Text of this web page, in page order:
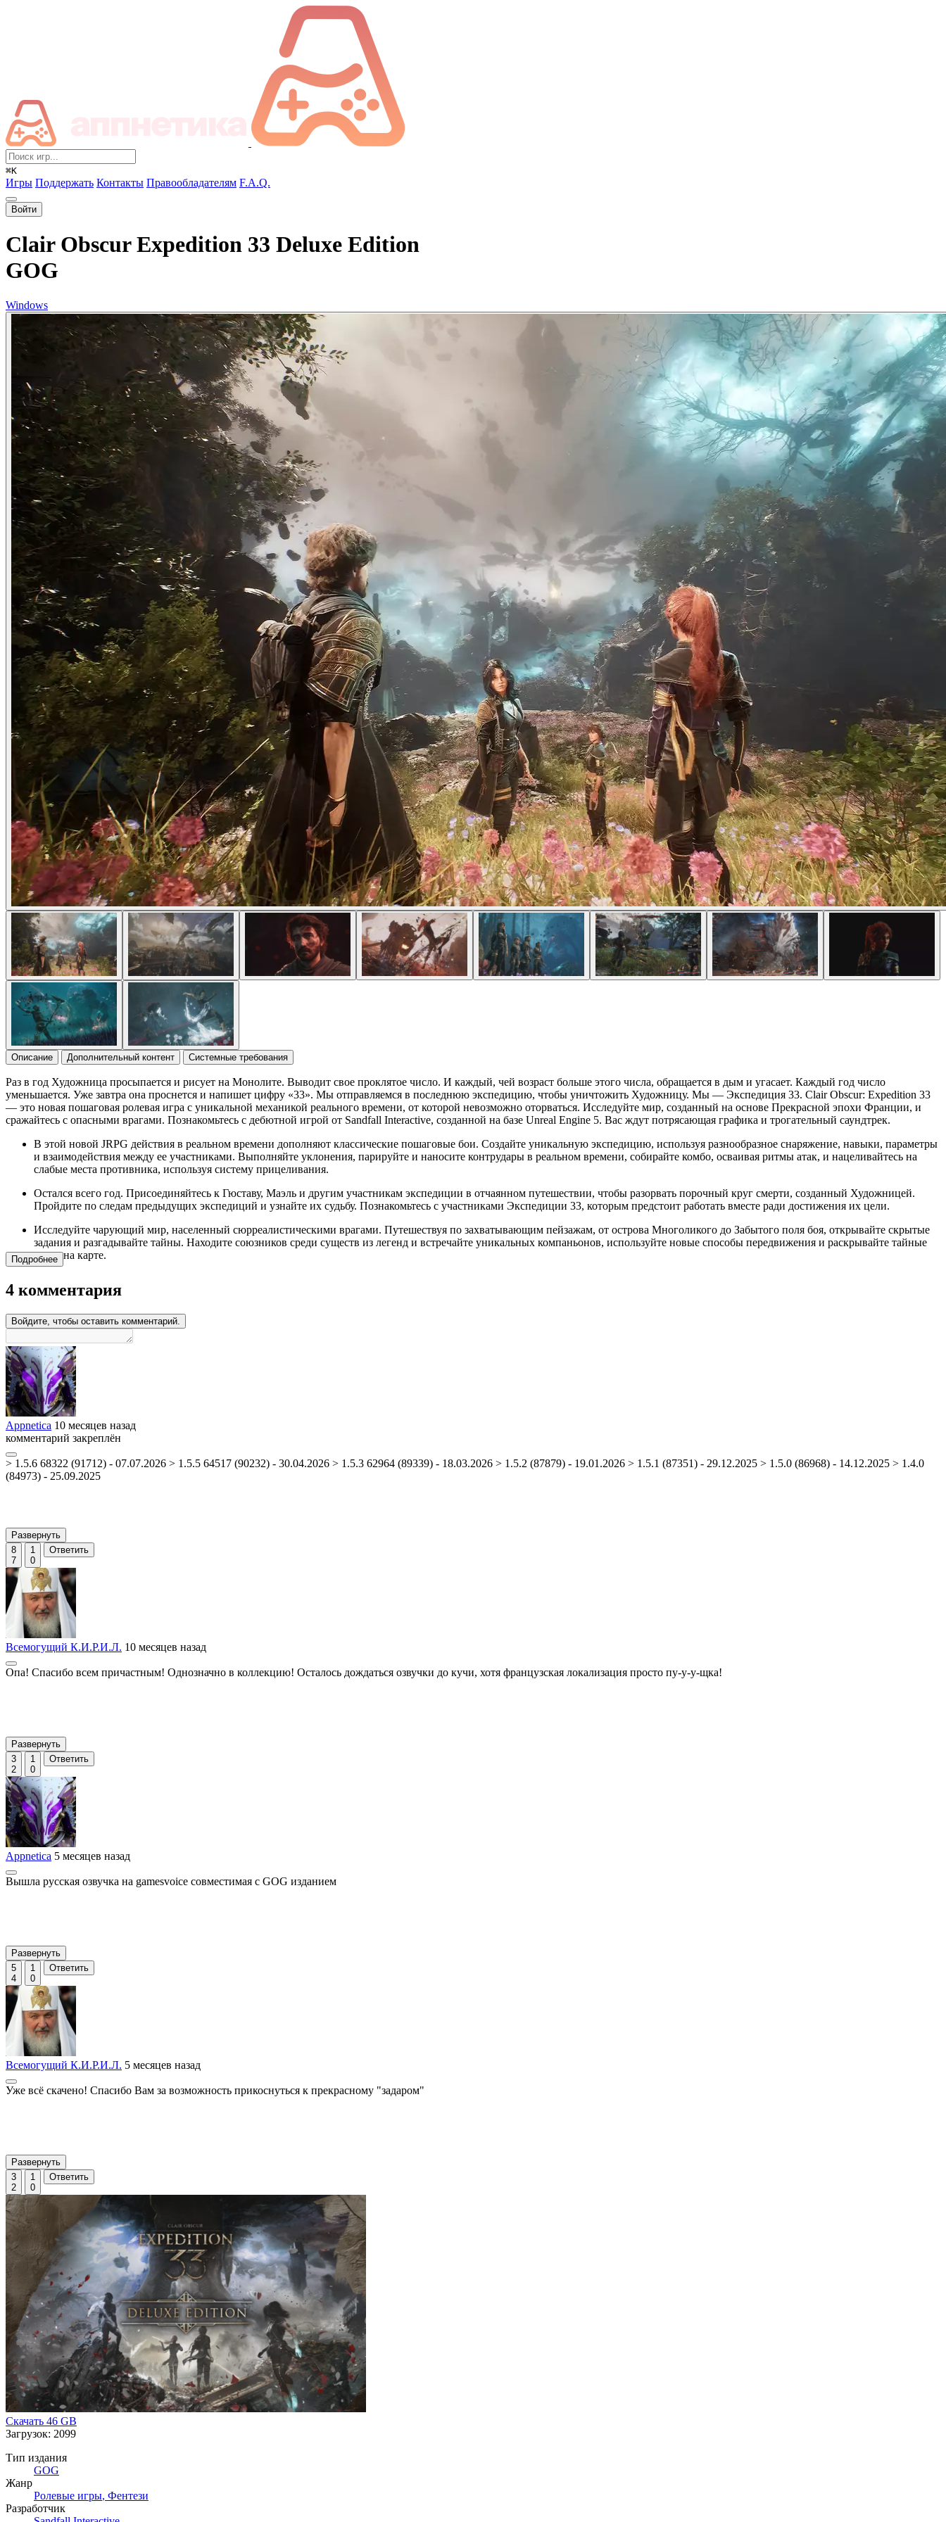
⌘K
Игры Поддержать Контакты Правообладателям F.A.Q.
Войти
Clair Obscur Expedition 33 Deluxe Edition
GOG
Windows
Описание Дополнительный контент Системные требования
Раз в год Художница просыпается и рисует на Монолите. Выводит свое проклятое число. И каждый, чей возраст больше этого числа, обращается в дым и угасает. Каждый год число
уменьшается. Уже завтра она проснется и напишет цифру «33». Мы отправляемся в последнюю экспедицию, чтобы уничтожить Художницу. Мы — Экспедиция 33. Clair Obscur: Expedition 33
— это новая пошаговая ролевая игра с уникальной механикой реального времени, от которой невозможно оторваться. Исследуйте мир, созданный на основе Прекрасной эпохи Франции, и
сражайтесь с опасными врагами. Познакомьтесь с дебютной игрой от Sandfall Interactive, созданной на базе Unreal Engine 5. Вас ждут потрясающая графика и трогательный саундтрек.
В этой новой JRPG действия в реальном времени дополняют классические пошаговые бои. Создайте уникальную экспедицию, используя разнообразное снаряжение, навыки, параметры
и взаимодействия между ее участниками. Выполняйте уклонения, парируйте и наносите контрудары в реальном времени, собирайте комбо, осваивая ритмы атак, и нацеливайтесь на
слабые места противника, используя систему прицеливания.
Остался всего год. Присоединяйтесь к Гюставу, Маэль и другим участникам экспедиции в отчаянном путешествии, чтобы разорвать порочный круг смерти, созданный Художницей.
Пройдите по следам предыдущих экспедиций и узнайте их судьбу. Познакомьтесь с участниками Экспедиции 33, которым предстоит работать вместе ради достижения их цели.
Исследуйте чарующий мир, населенный сюрреалистическими врагами. Путешествуя по захватывающим пейзажам, от острова Многоликого до Забытого поля боя, открывайте скрытые
задания и разгадывайте тайны. Находите союзников среди существ из легенд и встречайте уникальных компаньонов, используйте новые способы передвижения и раскрывайте тайные
места на карте.
Подробнее
4 комментария
Войдите, чтобы оставить комментарий.
Appnetica 10 месяцев назад
комментарий закреплён
> 1.5.6 68322 (91712) - 07.07.2026 > 1.5.5 64517 (90232) - 30.04.2026 > 1.5.3 62964 (89339) - 18.03.2026 > 1.5.2 (87879) - 19.01.2026 > 1.5.1 (87351) - 29.12.2025 > 1.5.0 (86968) - 14.12.2025 > 1.4.0
(84973) - 25.09.2025
Развернуть
8
7
1
0
Ответить
Всемогущий К.И.Р.И.Л. 10 месяцев назад
Опа! Спасибо всем причастным! Однозначно в коллекцию! Осталось дождаться озвучки до кучи, хотя французская локализация просто пу-у-у-щка!
Развернуть
3
2
1
0
Ответить
Appnetica 5 месяцев назад
Вышла русская озвучка на gamesvoice совместимая с GOG изданием
Развернуть
5
4
1
0
Ответить
Всемогущий К.И.Р.И.Л. 5 месяцев назад
Уже всё скачено! Спасибо Вам за возможность прикоснуться к прекрасному "задаром"
Развернуть
3
2
1
0
Ответить
Скачать 46 GB
Загрузок: 2099
Тип издания
GOG
Жанр
Ролевые игры, Фентези
Разработчик